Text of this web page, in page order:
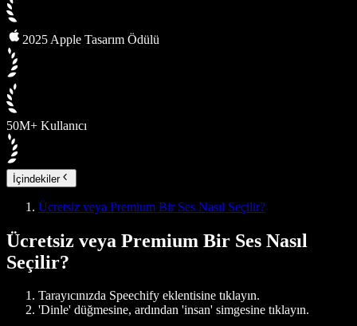
2025 Apple Tasarım Ödülü
50M+ Kullanıcı
İçindekiler
Ücretsiz veya Premium Bir Ses Nasıl Seçilir?
Ücretsiz veya Premium Bir Ses Nasıl
Seçilir?
Tarayıcınızda Speechify eklentisine tıklayın.
'Dinle' düğmesine, ardından 'insan' simgesine tıklayın.